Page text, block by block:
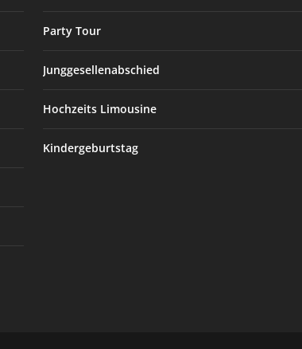
Party Tour
Junggesellenabschied
Hochzeits Limousine
Kindergeburtstag